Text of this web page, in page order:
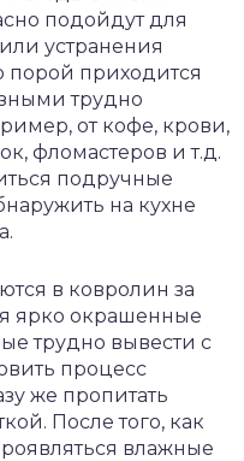
подойдут для
устранения
порой приходится
трудно
от кофе, крови,
фломастеров и т.д.
подручные
на кухне
в ковролин за
ярко окрашенные
трудно вывести с
процесс
же пропитать
После того, как
влажные